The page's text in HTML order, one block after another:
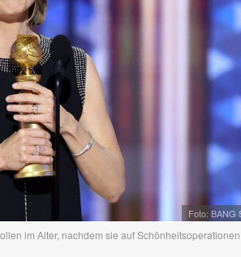
Foto: BANG
im Alter, nachdem sie auf Schönheitsoperationen